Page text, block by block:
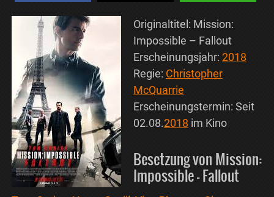
Originaltitel: Mission:
Impossible – Fallout
Erscheinungsjahr: 2018
Regie: Christopher
McQuarrie
Erscheinungstermin: Seit
02.08.2018 im Kino
Besetzung von Mission:
Impossible – Fallout